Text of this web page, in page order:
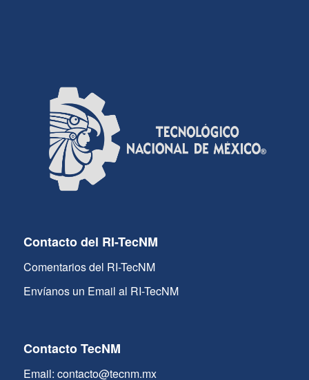
Contacto del RI-TecNM
Comentarios del RI-TecNM
Envíanos un Email al RI-TecNM
Contacto TecNM
Email: contacto@tecnm.mx